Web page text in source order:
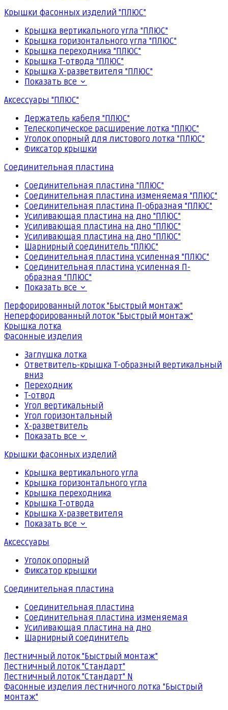
Крышки фасонных изделий "ПЛЮС"
Крышка вертикального угла "ПЛЮС"
Крышка горизонтального угла "ПЛЮС"
Крышка переходника "ПЛЮС"
Крышка Т-отвода "ПЛЮС"
Крышка Х-разветвителя "ПЛЮС"
Показать все
Аксессуары "ПЛЮС"
Держатель кабеля "ПЛЮС"
Телескопическое расширение лотка "ПЛЮС"
Уголок опорный для листового лотка "ПЛЮС"
Фиксатор крышки
Соединительная пластина
Соединительная пластина "ПЛЮС"
Соединительная пластина изменяемая "ПЛЮС"
Соединительная пластина П-образная "ПЛЮС"
Усиливающая пластина на дно "ПЛЮС"
Усиливающая пластина на дно "ПЛЮС"
Усиливающая пластина на дно "ПЛЮС"
Шарнирный соединитель "ПЛЮС"
Соединительная пластина усиленная "ПЛЮС"
Соединительная пластина усиленная П-
образная "ПЛЮС"
Показать все
Перфорированный лоток "Быстрый монтаж"
Неперфорированный лоток "Быстрый монтаж"
Крышка лотка
Фасонные изделия
Заглушка лотка
Ответвитель-крышка Т-образный вертикальный
вниз
Переходник
Т-отвод
Угол вертикальный
Угол горизонтальный
Х-разветвитель
Показать все
Крышки фасонных изделий
Крышка вертикального угла
Крышка горизонтального угла
Крышка переходника
Крышка Т-отвода
Крышка Х-разветвителя
Показать все
Аксессуары
Уголок опорный
Фиксатор крышки
Соединительная пластина
Соединительная пластина
Соединительная пластина изменяемая
Усиливающая пластина на дно
Шарнирный соединитель
Лестничный лоток "Быстрый монтаж"
Лестничный лоток "Стандарт"
Лестничный лоток "Стандарт" N
Фасонные изделия лестничного лотка "Быстрый
монтаж"